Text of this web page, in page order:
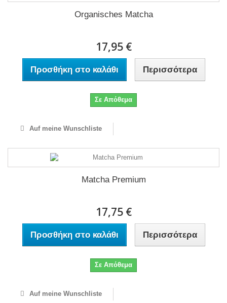
Organisches Matcha
17,95 €
Προσθήκη στο καλάθι Περισσότερα
Σε Απόθεμα
Auf meine Wunschliste
Matcha Premium
17,75 €
Προσθήκη στο καλάθι Περισσότερα
Σε Απόθεμα
Auf meine Wunschliste